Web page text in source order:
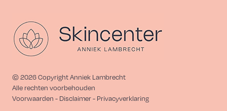
©2026Copyright Anniek Lambrecht
Alle rechten voorbehouden
Voorwaarden - Disclaimer - Privacyverklaring